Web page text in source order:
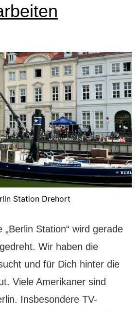
Station Drehort
„Berlin Station“ wird gerade
Wir haben die
und für Dich hinter die
Viele Amerikaner sind
Insbesondere TV-